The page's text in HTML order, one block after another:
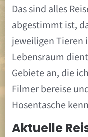
Das sind alles
abgestimmt ist,
jeweiligen Tieren
Lebensraum
Gebiete an, die
Filmer bereise
Hosentasche
Aktuelle